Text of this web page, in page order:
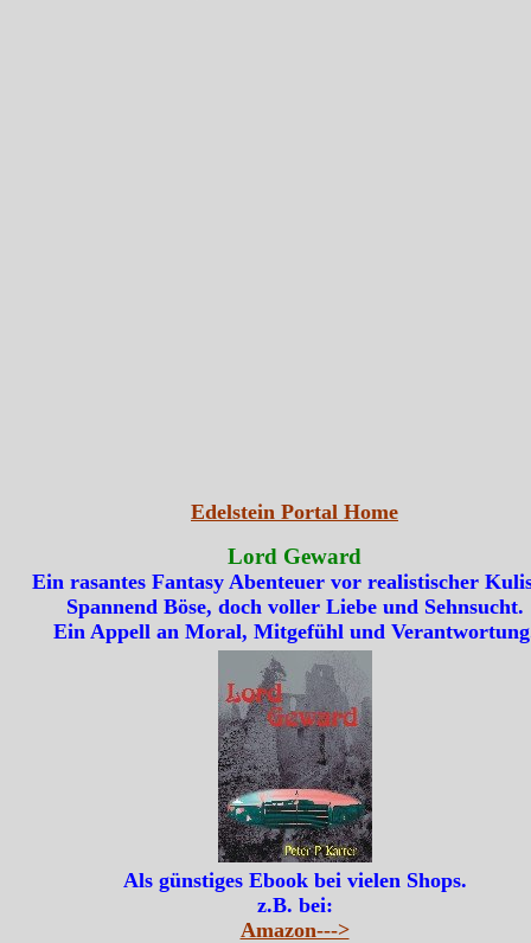
Edelstein Portal Home
Lord Geward
Ein rasantes Fantasy Abenteuer vor realistischer
Spannend Böse, doch voller Liebe und Sehnsucht.
Ein Appell an Moral, Mitgefühl und
Als günstiges Ebook bei vielen Shops.
z.B. bei:
Amazon--->